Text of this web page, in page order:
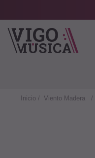
Inicio Viento Madera